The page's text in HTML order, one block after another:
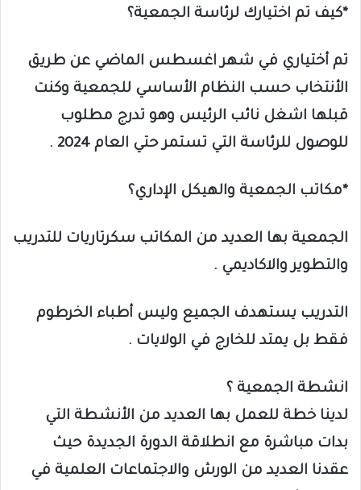
*كيف تم اختيارك لرئاسة الجمعية؟
تم أختياري في شهر اغسطس الماضي عن طريق
الأنتخاب حسب النظام الأساسي للجمعية وكنت
قبلها اشغل نائب الرئيس وهو تدرج مطلوب
للوصول للرئاسة التي تستمر حتي العام 2024 .
*مكاتب الجمعية والهيكل الإداري؟
الجمعية بها العديد من المكاتب سكرتاريات للتدريب
والتطوير والاكاديمي .
التدريب يستهدف الجميع وليس أطباء الخرطوم
فقط بل يمتد للخارج في الولايات .
انشطة الجمعية ؟
لدينا خطة للعمل بها العديد من الأنشطة التي
بدات مباشرة مع انطلاقة الدورة الجديدة حيث
عقدنا العديد من الورش والاجتماعات العلمية في